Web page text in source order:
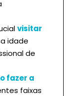
visitar
idade
de
fazer a
faixas